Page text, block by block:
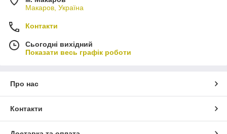
Макаров, Україна
Контакти
Сьогодні вихідний
Показати весь графік роботи
Про нас
Контакти